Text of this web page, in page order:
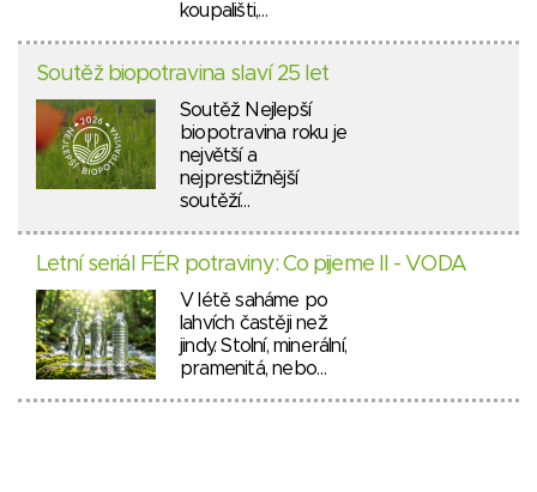
koupališti,…
Soutěž biopotravina slaví 25 let
Soutěž Nejlepší
biopotravina roku je
největší a
nejprestižnější
soutěží…
Letní seriál FÉR potraviny: Co pijeme II - VODA
V létě saháme po
lahvích častěji než
jindy. Stolní, minerální,
pramenitá, nebo…